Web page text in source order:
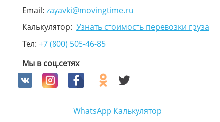
Email: zayavki@movingtime.ru
Калькулятор: Узнать стоимость перевозки груза
Тел: +7 (800) 505-46-85
Мы в соц.сетях
WhatsApp Калькулятор